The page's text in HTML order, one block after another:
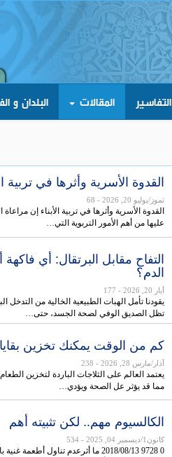
التفاسير المقالات البلدان و
القدوة الأسرية وأثرها في تربية
تموز/يوليو 20, 2026 - 68
القدوة الأسرية وأثرها في تربية الأبناء إن
عليها من أهم الأمور التربوية التي…
التفاح مقابل البرتقال: أي
الدم؟
أيار 20, 2026 - 177
يقودنا تأمل الهبات الطبيعية الخالية من التدخل
تظل الصديق الوفي لصحة الجسد، حتى…
كم من الوقت يمكنك تخزين
آذار/مارس 28, 2026 - 238
يعتمد العالم على الثلاجات الباردة لتخزين
مما قد يؤثر عل الصحة ويؤدي…
الكالسيوم مهم.. لكن تثبيته أهم
كانون1/ديسمبر 04, 2025 - 534
0 9728 2018/08/13 ما أثرعدم تناول